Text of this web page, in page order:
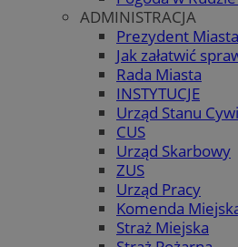
ADMINISTRACJA
Prezydent Miasta
Jak załatwić
Rada Miasta
INSTYTUCJE
Urząd Stanu
CUS
Urząd Skarbowy
ZUS
Urząd Pracy
Komenda
Straż Miejska